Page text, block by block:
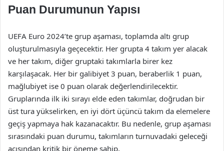
Puan Durumunun Yapısı
UEFA Euro 2024’te grup aşaması, toplamda altı grup
oluşturulmasıyla geçecektir. Her grupta 4 takım yer alacak
ve her takım, diğer gruptaki takımlarla birer kez
karşılaşacak. Her bir galibiyet 3 puan, beraberlik 1 puan,
mağlubiyet ise 0 puan olarak değerlendirilecektir.
Gruplarında ilk iki sırayı elde eden takımlar, doğrudan bir
üst tura yükselirken, en iyi dört üçüncü takım da elemelere
geçiş yapmaya hak kazanacaktır. Bu nedenle, grup aşaması
sırasındaki puan durumu, takımların turnuvadaki geleceği
açısından kritik bir öneme sahip.